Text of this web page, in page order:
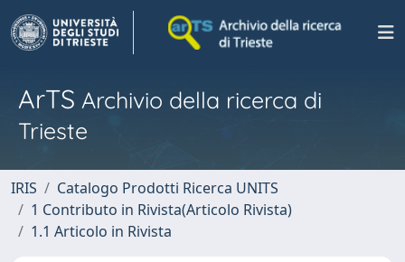
ArTS Archivio della ricerca di
Trieste
IRIS
Catalogo Prodotti Ricerca UNITS
1 Contributo in Rivista(Articolo Rivista)
1.1 Articolo in Rivista